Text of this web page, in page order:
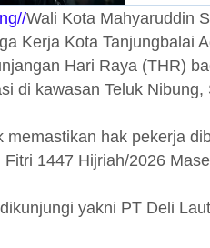
Wali Kota Mahyaruddin
Kerja Kota Tanjungbalai
Hari Raya (THR)
di kawasan Teluk Nibung,
memastikan hak pekerja
1447 Hijriah/2026
yakni PT Deli